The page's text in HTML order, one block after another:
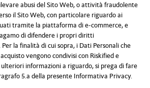
abusi del Sito Web, o attività fraudolente
il Sito Web, con particolare riguardo ai
tramite la piattaforma di e-commerce, e
di difendere i propri diritti
Per la finalità di cui sopra, i Dati Personali che
vengono condivisi con Riskified e
ulteriori informazioni a riguardo, si prega di fare
5.a della presente Informativa Privacy.